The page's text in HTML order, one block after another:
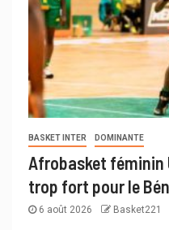
BASKET INTER DOMINANTE
Afrobasket féminin
trop fort pour le
6 août 2026 Basket221